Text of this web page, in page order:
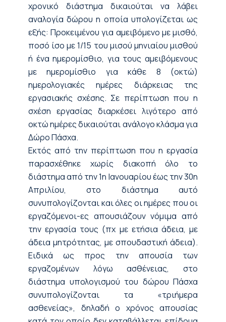
χρονικό διάστημα δικαιούται να λάβει
αναλογία δώρου η οποία υπολογίζεται ως
εξής: Προκειμένου για αμειβόμενο με μισθό,
ποσό ίσο με 1/15 του μισού μηνιαίου μισθού
ή ένα ημερομίσθιο, για τους αμειβόμενους
με ημερομίσθιο για κάθε 8 (οκτώ)
ημερολογιακές ημέρες διάρκειας της
εργασιακής σχέσης. Σε περίπτωση που η
σχέση εργασίας διαρκέσει λιγότερο από
οκτώ ημέρες δικαιούται ανάλογο κλάσμα για
Δώρο Πάσχα.
Εκτός από την περίπτωση που η εργασία
παρασχέθηκε χωρίς διακοπή όλο το
διάστημα από την 1η Ιανουαρίου έως την 30η
Απριλίου, στο διάστημα αυτό
συνυπολογίζονται και όλες οι ημέρες που οι
εργαζόμενοι-ες απουσιάζουν νόμιμα από
την εργασία τους (πχ με ετήσια άδεια, με
άδεια μητρότητας, με σπουδαστική άδεια).
Ειδικά ως προς την απουσία των
εργαζομένων λόγω ασθένειας, στο
διάστημα υπολογισμού του δώρου Πάσχα
συνυπολογίζονται τα «τριήμερα
ασθενείας», δηλαδή ο χρόνος απουσίας